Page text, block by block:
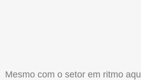
Mesmo com o setor em ritmo